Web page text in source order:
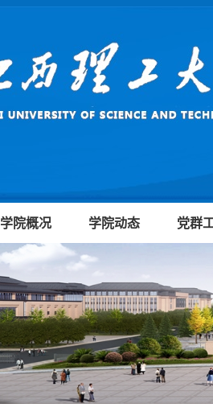
学院概况 学院动态 党群